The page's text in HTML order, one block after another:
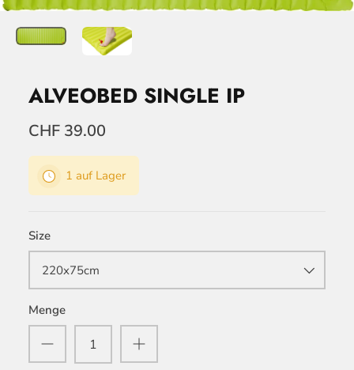
ALVEOBED SINGLE IP
CHF 39.00
1 auf Lager
Size
220x75cm
Menge